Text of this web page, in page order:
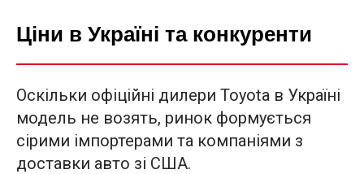
Ціни в Україні та конкуренти
Оскільки офіційні дилери Toyota в Україні
модель не возять, ринок формується
сірими імпортерами та компаніями з
доставки авто зі США.